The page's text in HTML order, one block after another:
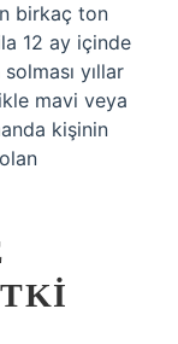
birkaç ton
12 ay içinde
yıllar
mavi veya
kişinin